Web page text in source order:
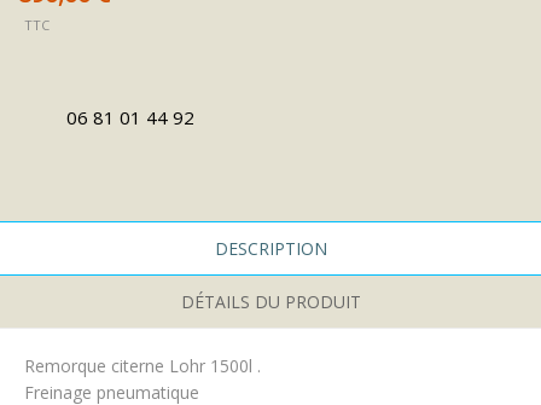
TTC
06 81 01 44 92
DESCRIPTION
DÉTAILS DU PRODUIT
Remorque citerne Lohr 1500l .
Freinage pneumatique